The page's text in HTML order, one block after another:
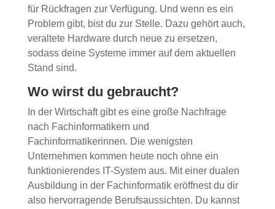
für Rückfragen zur Verfügung. Und wenn es ein
Problem gibt, bist du zur Stelle. Dazu gehört auch,
veraltete Hardware durch neue zu ersetzen,
sodass deine Systeme immer auf dem aktuellen
Stand sind.
Wo wirst du gebraucht?
In der Wirtschaft gibt es eine große Nachfrage
nach Fachinformatikern und
Fachinformatikerinnen. Die wenigsten
Unternehmen kommen heute noch ohne ein
funktionierendes IT-System aus. Mit einer dualen
Ausbildung in der Fachinformatik eröffnest du dir
also hervorragende Berufsaussichten. Du kannst